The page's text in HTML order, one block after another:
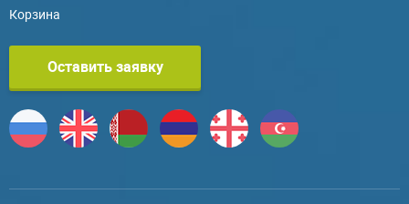
Корзина
Оставить заявку